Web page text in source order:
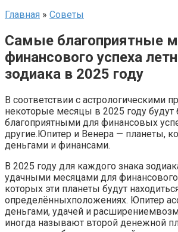
Главная » Советы
Самые благоприятные
финансового успеха
зодиака в 2025 году
В соответствии с астрологическими
некоторые месяцы в 2025 году будут
благоприятными для финансовых
другие.Юпитер и Венера — планеты,
деньгами и финансами.
В 2025 году для каждого знака
удачными месяцами для финансового
которых эти планеты будут
определённыхположениях. Юпитер
деньгами, удачей и
иногда называют второй денежной